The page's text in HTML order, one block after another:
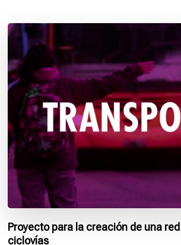
Proyecto para la creación de una
ciclovías